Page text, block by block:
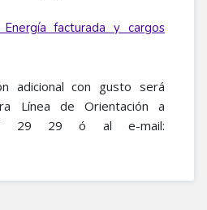
facturada y cargos
adicional con gusto será
Línea de Orientación a
29 29 ó al e-mail: